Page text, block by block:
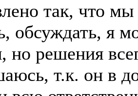
так, что
обсуждать, я
но решения
т.к. он в